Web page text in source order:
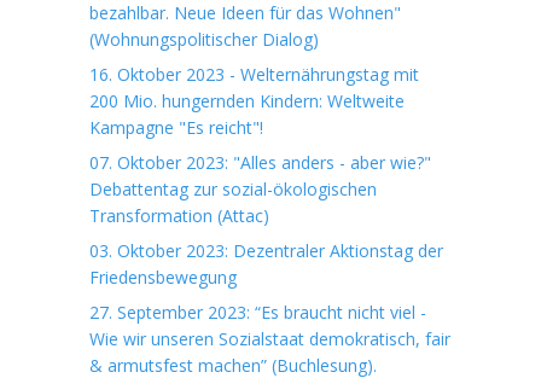
bezahlbar. Neue Ideen für das Wohnen"
(Wohnungspolitischer Dialog)
16. Oktober 2023 - Welternährungstag mit
200 Mio. hungernden Kindern: Weltweite
Kampagne "Es reicht"!
07. Oktober 2023: "Alles anders - aber wie?"
Debattentag zur sozial-ökologischen
Transformation (Attac)
03. Oktober 2023: Dezentraler Aktionstag der
Friedensbewegung
27. September 2023: “Es braucht nicht viel -
Wie wir unseren Sozialstaat demokratisch, fair
& armutsfest machen” (Buchlesung).